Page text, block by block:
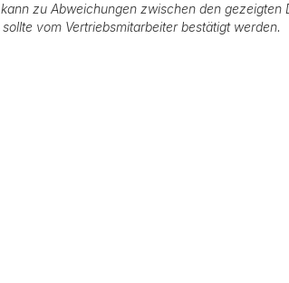
kann zu Abweichungen zwischen den
vom Vertriebsmitarbeiter bestätigt werden.